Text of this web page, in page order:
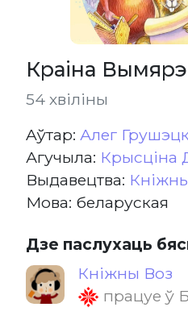
Краіна
54 хвіліны
Aўтар: Алег
Агучыла: Крысціна
Выдавецтва:
Мова: беларуская
Дзе паслухаць
Кніжны Воз
працуе ў